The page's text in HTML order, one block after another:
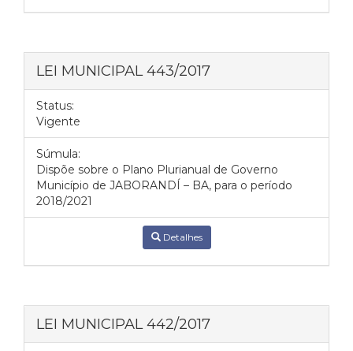
LEI MUNICIPAL 443/2017
Status:
Vigente
Súmula:
Dispõe sobre o Plano Plurianual de Governo
Município de JABORANDÍ – BA, para o período
2018/2021
Detalhes
LEI MUNICIPAL 442/2017